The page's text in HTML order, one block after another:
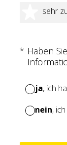
sehr
5
* Haben
ja, ich
nein,